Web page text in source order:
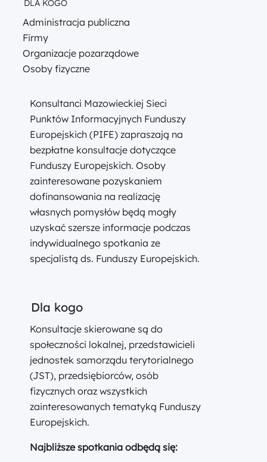
DLA KOGO
Administracja publiczna
Firmy
Organizacje pozarządowe
Osoby fizyczne
Konsultanci Mazowieckiej Sieci
Punktów Informacyjnych Funduszy
Europejskich (PIFE) zapraszają na
bezpłatne konsultacje dotyczące
Funduszy Europejskich. Osoby
zainteresowane pozyskaniem
dofinansowania na realizację
własnych pomysłów będą mogły
uzyskać szersze informacje podczas
indywidualnego spotkania ze
specjalistą ds. Funduszy Europejskich.
Dla kogo
Konsultacje skierowane są do
społeczności lokalnej, przedstawicieli
jednostek samorządu terytorialnego
(JST), przedsiębiorców, osób
fizycznych oraz wszystkich
zainteresowanych tematyką Funduszy
Europejskich.
Najbliższe spotkania odbędą się: